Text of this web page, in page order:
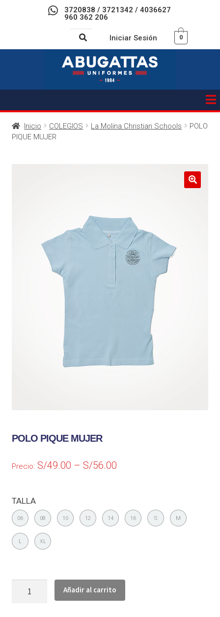
3720838 / 3721342 / 4036627
960 362 206
Iniciar Sesión 0
Inicio COLEGIOS La Molina Christian Schools
POLO
PIQUE MUJER
POLO PIQUE MUJER
Precio: S/49.00 –S/56.00
TALLA
06 08 10 12 14 16 S M
L XL
Añadir al carrito